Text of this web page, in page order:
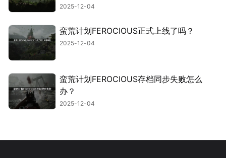
2025-12-04
蛮荒计划FEROCIOUS正式上线了吗？
2025-12-04
蛮荒计划FEROCIOUS存档同步失败怎么
办？
2025-12-04